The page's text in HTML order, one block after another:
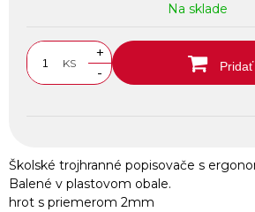
Na sklade
KS
+
-
Školské trojhranné popisovače s
Balené v plastovom obale.
hrot s priemerom 2mm